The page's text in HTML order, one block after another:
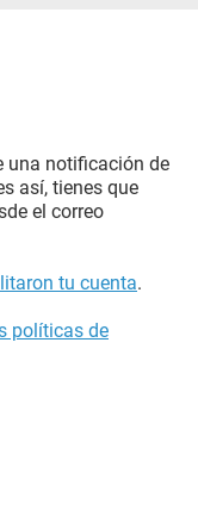
una notificación de
así, tienes que
el correo
tu cuenta.
políticas de